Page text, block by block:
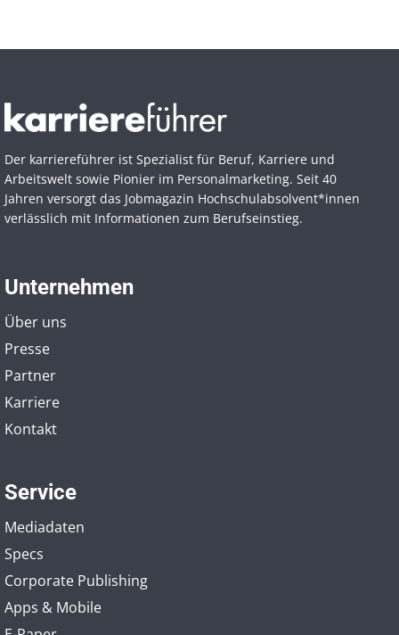
Der karriereführer ist Spezialist für Beruf, Karriere und
Arbeitswelt sowie Pionier im Personal­marketing. Seit 40
Jahren versorgt das Jobmagazin Hochschul­absolvent*innen
verlässlich mit Informationen zum Berufseinstieg.
Unternehmen
Über uns
Presse
Partner
Karriere
Kontakt
Service
Mediadaten
Specs
Corporate Publishing
Apps & Mobile